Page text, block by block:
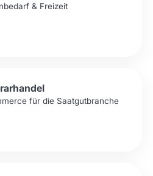
& Freizeit
für die Saatgutbranche